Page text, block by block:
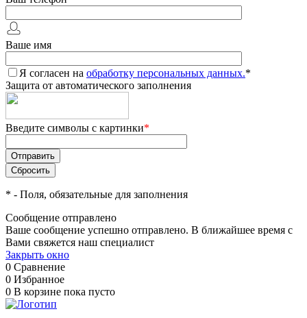
Ваше имя
Я согласен на обработку персональных данных.*
Защита от автоматического заполнения
Введите символы с картинки*
* - Поля, обязательные для заполнения
Сообщение отправлено
Ваше сообщение успешно отправлено. В ближайшее время с
Вами свяжется наш специалист
Закрыть окно
0 Сравнение
0 Избранное
0 В корзине пока пусто